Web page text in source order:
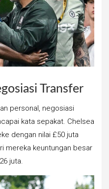
Transfer
personal, negosiasi
kata sepakat. Chelsea
dengan nilai £50 juta
mereka keuntungan besar
juta.